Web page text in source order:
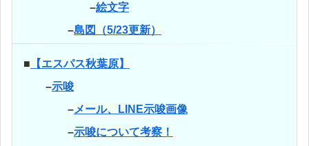
–絵文字
–島図（5/23更新）
■ 【エスパス秋葉原】
–示唆
–メール、LINE示唆画像
–示唆について考察！